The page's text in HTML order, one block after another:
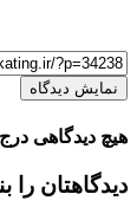
نمایش دیدگاه
هیچ دیدگاهی
دیدگاهتان را